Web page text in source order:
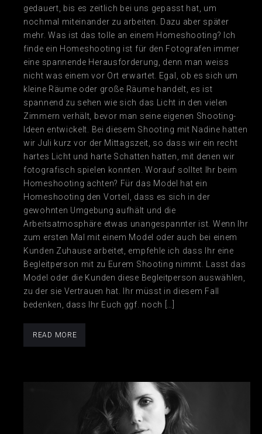
gedauert, bis es zeitlich bei uns gepasst hat, um
nochmal miteinander zu arbeiten. Dazu aber später
mehr. Was ist das tolle an einem Homeshooting? Ich
finde ein Homeshooting ist für den Fotografen immer
eine spannende Herausforderung, denn man weiss
nicht was einem vor Ort erwartet. Egal, ob es sich um
kleine Räume oder große Räume handelt, es ist
spannend zu sehen wie sich das Licht in den vielen
Zimmern verhält, bevor man seine eigenen Shooting-
Ideen entwickelt. Bei diesem Shooting mit Nadine hatten
wir Juli kurz vor der Mittagszeit, so dass wir ein recht
hartes Licht und harte Schatten hatten, mit denen wir
fotografisch spielen konnten. Worauf solltet Ihr beim
Homeshooting achten? Für das Model hat ein
Homeshooting den Vorteil, dass es sich in der
gewohnten Umgebung aufhält und die
Arbeitsatmosphäre etwas unangespannter ist. Wenn Ihr
zum ersten Mal mit einem Model oder auch bei einem
Kunden Zuhause arbeitet, empfehle ich dass Ihr eine
Begleitperson mit zu Eurem Shooting nimmt. Lasst das
Model oder die Kunden diese Begleitperson auswählen,
zu der sie Vertrauen hat. Ihr müsst in diesem Fall
bedenken, dass Ihr Euch ggf. noch […]
READ MORE